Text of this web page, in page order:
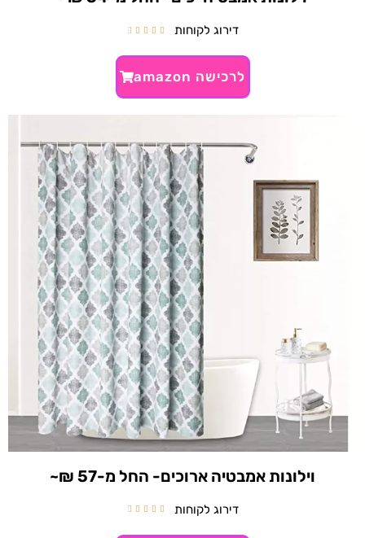
דירוג לקוחות 




לרכישה amazon
וילונות אמבטיה ארוכים- החל מ-57 ₪~
דירוג לקוחות 



